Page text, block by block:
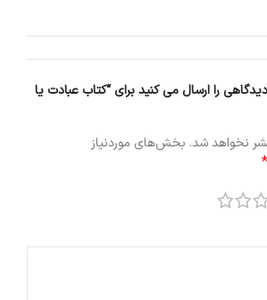
را ارسال می کنید برای “کتاب عبادت یا
نخواهد شد. بخش‌های موردنیاز
*